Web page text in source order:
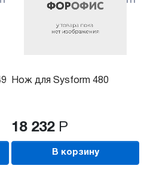
Нож для Sysform 480
18 232 Р
В корзину